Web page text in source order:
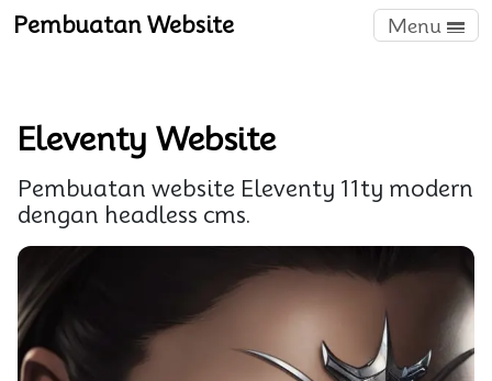
Pembuatan Website Menu
Eleventy Website
Pembuatan website Eleventy 11ty modern
dengan headless cms.